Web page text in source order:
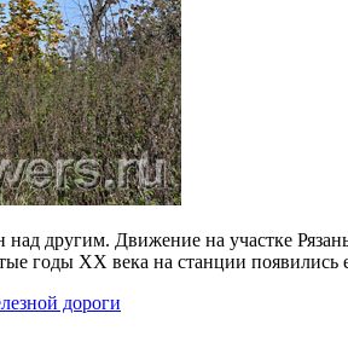
другим. Движение на участке
годы XX века на станции
дороги